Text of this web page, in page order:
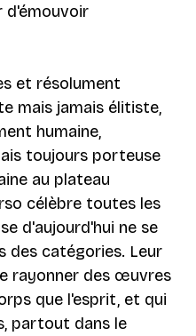
d'émouvoir
et résolument
mais jamais élitiste,
humaine,
toujours porteuse
au plateau
célèbre toutes les
d'aujourd'hui ne se
des catégories. Leur
rayonner des œuvres
que l'esprit, et qui
partout dans le